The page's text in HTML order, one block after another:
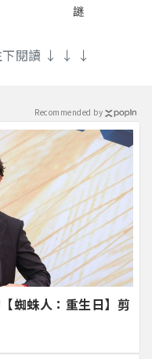
謎
下閱讀 ↓ ↓ ↓
蜘蛛人：重生日】剪
Recommended by